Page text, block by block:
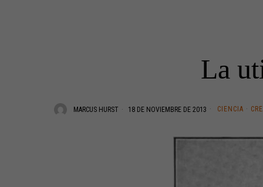
La
MARCUS HURST 18 DE NOVIEMBRE DE 2013 CIENCIA ·